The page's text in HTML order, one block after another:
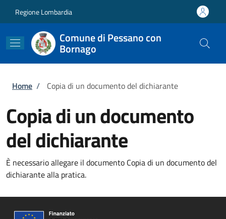
Regione Lombardia
Comune di Pessano con
Bornago
Briciole di pane
Home / Copia di un documento del dichiarante
Copia di un documento
del dichiarante
È necessario allegare il documento Copia di un documento del
dichiarante alla pratica.